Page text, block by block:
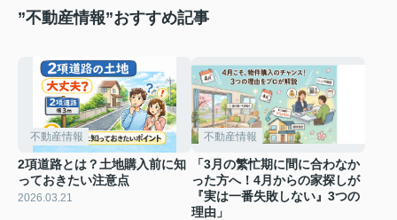
”不動産情報”おすすめ記事
不動産情報
2項道路とは？土地購入前に知
っておきたい注意点
2026.03.21
不動産情報
「3月の繁忙期に間に合わなか
った方へ！4月からの家探しが
『実は一番失敗しない』3つの
理由」